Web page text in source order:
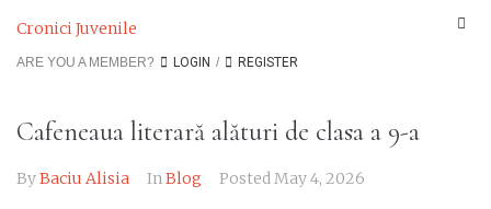
Cronici Juvenile
ARE YOU A MEMBER? LOGIN / REGISTER
Cafeneaua literară alături de clasa a 9-a
ByBaciu Alisia InBlog PostedMay 4, 2026